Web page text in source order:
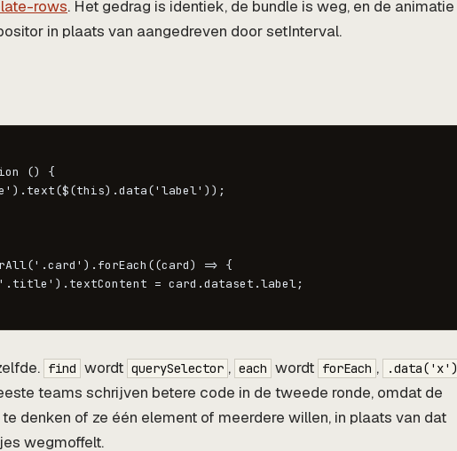
rows. Het gedrag is identiek, de bundle is weg, en de animatie
in plaats van aangedreven door setInterval.
() {
=> {
= card.dataset.label;
find wordt querySelector , each wordt forEach , .data('x')
teams schrijven betere code in de tweede ronde, omdat de
denken of ze één element of meerdere willen, in plaats van dat
wegmoffelt.